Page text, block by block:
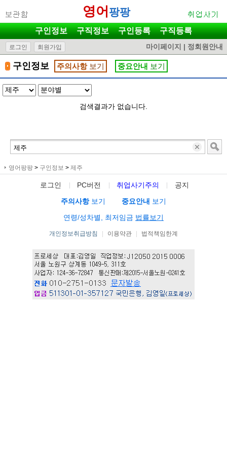
영어 팡팡
구인정보 구직정보 구인등록 구직등록
로그인 회원가입 마이페이지 | 정회원안내
구인정보 주의사항 보기 중요안내 보기
검색결과가 없습니다.
영어팡팡 > 구인정보 > 제주
로그인 PC버전 취업사기주의
공지
주의사항 보기 중요안내 보기
연령/성차별, 최저임금 법률보기
개인정보취급방침 | 이용약관 | 법적책임한계